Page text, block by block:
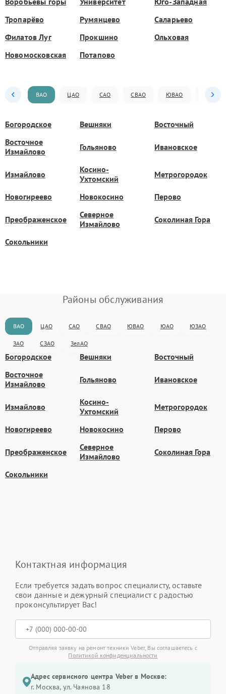
Тропарёво
Румянцево
Саларьево
Филатов Луг
Прокшино
Ольховая
Новомосковская
Потапово
ВАО ЦАО САО СВАО ЮВАО ЮАО
Богородское Вешняки
Восточный
Восточное
Измайлово
Гольяново Ивановское
Измайлово
Косино-
Ухтомский
Метрогородок
Новогиреево Новокосино Перово
Преображенское
Северное
Измайлово
Соколиная Гора
Сокольники
Районы обслуживания
ВАО ЦАО САО СВАО ЮВАО ЮАО ЮЗАО
ЗАО СЗАО ЗелАО
Богородское Вешняки
Восточный
Восточное
Измайлово
Гольяново Ивановское
Измайлово
Косино-
Ухтомский
Метрогородок
Новогиреево Новокосино Перово
Преображенское
Северное
Измайлово
Соколиная Гора
Сокольники
Контактная информация
Если требуется задать вопрос специалисту, оставьте
свои данные и дежурный специалист с радостью
проконсультирует Вас!
Отправляя заявку на ремонт техники Veber, Вы соглашаетесь с
Политикой конфиденциальности
Адрес сервисного центра Veber в Москве:
г. Москва, ул. Чаянова 18